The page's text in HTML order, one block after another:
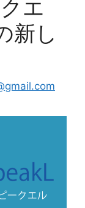
エ
新し